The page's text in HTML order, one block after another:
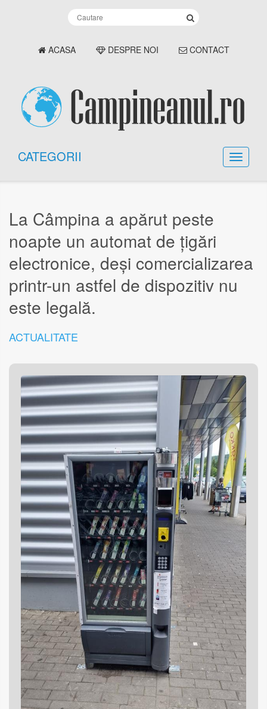
ACASA DESPRE NOI CONTACT
CATEGORII
La Câmpina a apărut peste
noapte un automat de țigări
electronice, deși comercializarea
printr-un astfel de dispozitiv nu
este legală.
ACTUALITATE